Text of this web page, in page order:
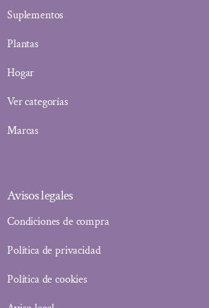
Suplementos
Plantas
Hogar
Ver categorías
Marcas
Avisos legales
Condiciones de compra
Política de privacidad
Política de cookies